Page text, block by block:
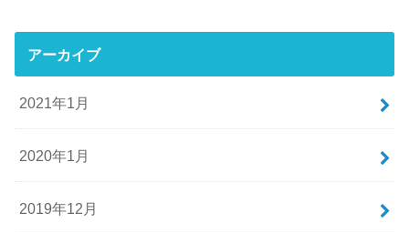
アーカイブ
2021年1月
2020年1月
2019年12月